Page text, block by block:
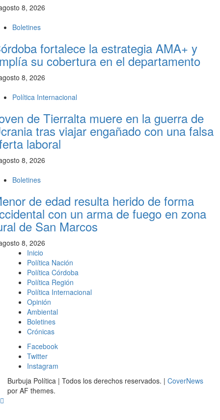
8, 2026
Boletines
fortalece la estrategia AMA+ y
su cobertura en el departamento
8, 2026
Política Internacional
de Tierralta muere en la guerra de
tras viajar engañado con una falsa
laboral
8, 2026
Boletines
de edad resulta herido de forma
con un arma de fuego en zona
de San Marcos
8, 2026
Inicio
Política Nación
Política Córdoba
Política Región
Política Internacional
Opinión
Ambiental
Boletines
Crónicas
Facebook
Twitter
Instagram
Burbuja Política | Todos los derechos reservados. | CoverNews
por AF themes.